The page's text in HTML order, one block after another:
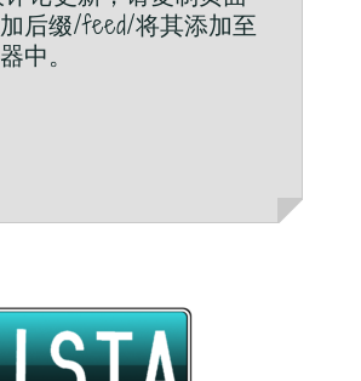
后缀/feed/将其添加至
中。